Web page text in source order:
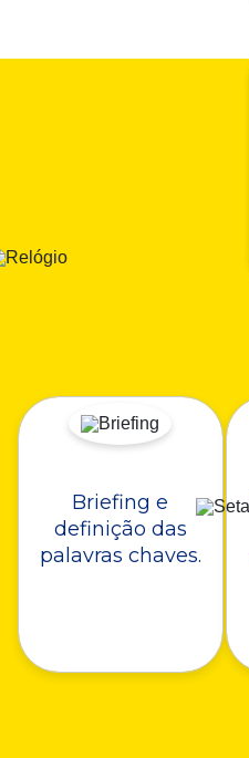
Briefing e
definição das
palavras chaves.